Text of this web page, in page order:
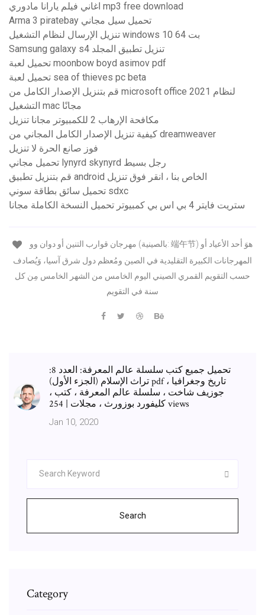
اغاني فيلم يارانا مادوري mp3 free download
Arma 3 piratebay تحميل سيل مجاني
تنزيل الإرسال لنظام التشغيل windows 10 64 بت
Samsung galaxy s4 تنزيل تطبيق المجلد
تحميل لعبة moonbow boyd asimov pdf
تحميل لعبة sea of ​​thieves pc beta
قم بتنزيل الإصدار الكامل من microsoft office 2021 لنظام
التشغيل mac مجانًا
مكافحة الإرهاب 2 للكمبيوتر مجانا تنزيل
كيفية تنزيل الإصدار الكامل المجاني من dreamweaver
فوز صانع الحرة لا تنزيل
تحميل مجاني lynyrd skynyrd رجل بسيط
قم بتنزيل تطبيق android الخاص بنا ، انقر فوق تنزيل
تحميل سائق بطاقة سوني sdxc
ستريت فايتر 4 بي اس بي كمبيوتر تحميل النسخة الكاملة مجانا
المهرجانات الكبيرة التقليدية في الصين ومُعظم دول شرق آسيا، وَيُصادف
حسب التقويم القمري الصيني اليوم الخامس من الشهر الخامس مِن كل
سنة في التقويم
تحميل جميع كتب سلسلة عالم المعرفة: العدد 8:
تراث الإسلام (الجزء الأول) pdf تاريخ وجغرافيا ،
جوزيف شاخت ، سلسلة عالم المعرفة ، كتب ،
كليفورد بوزورث ، مجلات | 254 views
Jan 10, 2020
Search
Category